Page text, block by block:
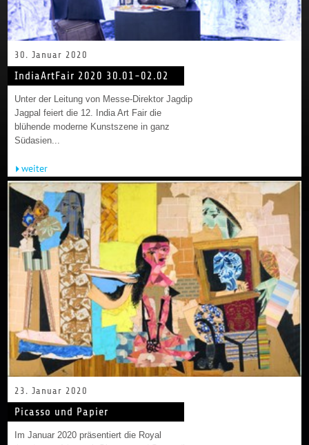
30. Januar 2020
IndiaArtFair 2020 30.01-02.02
Unter der Leitung von Messe-Direktor Jagdip
Jagpal feiert die 12. India Art Fair die
blühende moderne Kunstszene in ganz
Südasien...
weiter
23. Januar 2020
Picasso und Papier
Im Januar 2020 präsentiert die Royal